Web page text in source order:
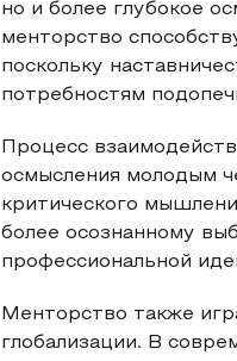
но и более глубокое
менторство
поскольку
потребностям
Процесс
осмысления молодым
критического
более осознанному
профессиональной
Менторство также
глобализации. В